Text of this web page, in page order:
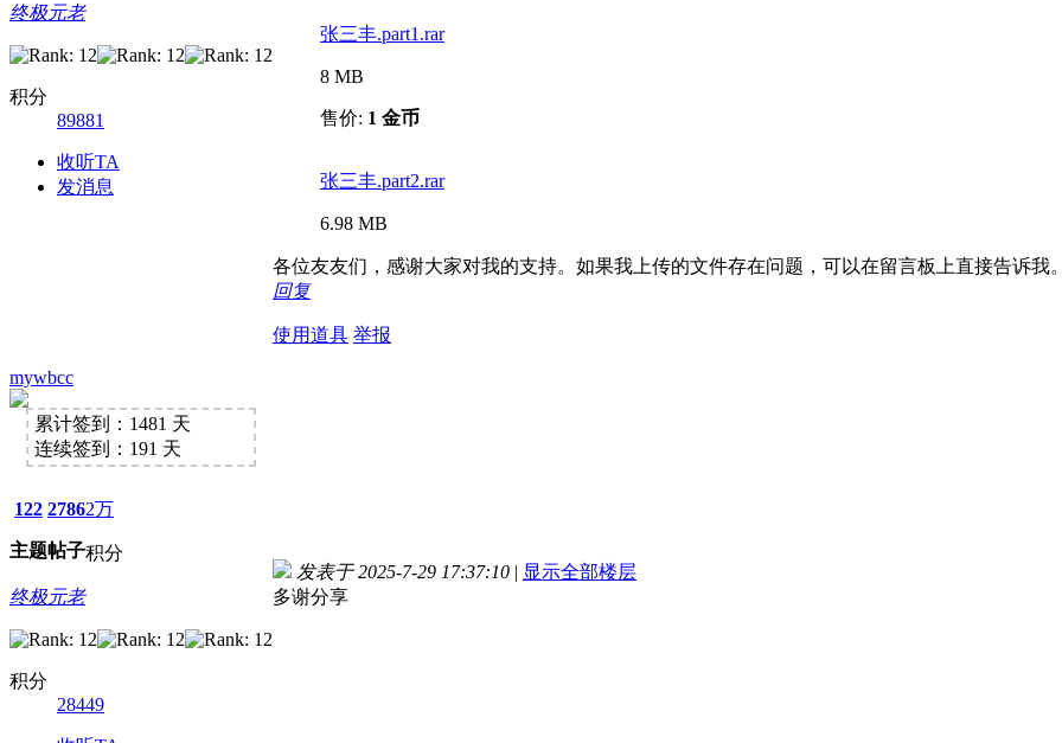
终极元老
积分
89881
收听TA
发消息
张三丰.part1.rar
8 MB
售价: 1 金币
张三丰.part2.rar
6.98 MB
各位友友们，感谢大家对我的支持。如果我上传的文件存在问题，可以在留言板上直接告诉我
回复
使用道具 举报
mywbcc
累计签到：1481 天
连续签到：191 天
122
主题
2786
帖子
2万
积分
终极元老
积分
28449
发表于 2025-7-29 17:37:10 | 显示全部楼层
多谢分享